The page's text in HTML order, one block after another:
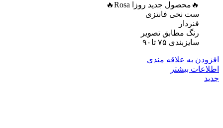
🔥محصول جدید روزا Rosa🔥
ست نخی فانتزی
فنردار
رنگ مطابق تصویر
سایزبندی ۷۵ تا۹۰
افزودن به علاقه مندی
اطلاعات بیشتر
جدید